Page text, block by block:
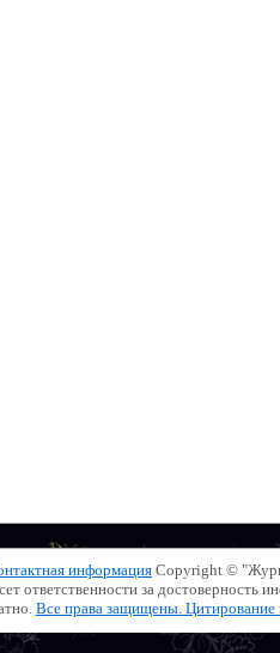
информация Copyright ©
ответственности за
Все права защищены. Цитирование